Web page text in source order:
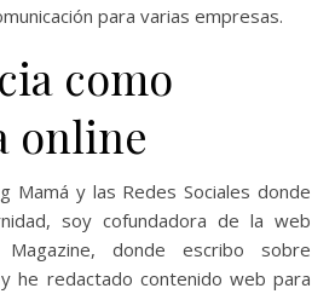
para varias empresas.
como
online
Mamá y las Redes Sociales donde
soy cofundadora de la web
donde escribo sobre
he redactado contenido web para